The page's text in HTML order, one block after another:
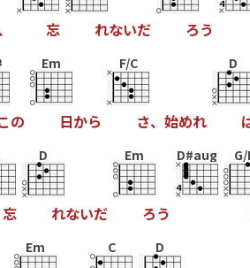
忘 れないだ ろう
の
Em
日から
F/C
さ、 始めれ
D
忘
D
れないだ
Em
ろう
D#aug G/
Em C D